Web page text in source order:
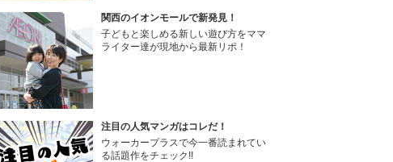
関西のイオンモールで新発見！
子どもと楽しめる新しい遊び方をママ
ライター達が現地から最新リポ！
注目の人気マンガはコレだ！
ウォーカープラスで今一番読まれてい
る話題作をチェック!!